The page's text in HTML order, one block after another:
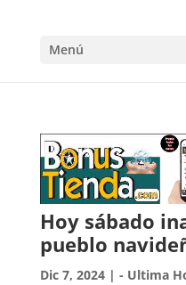
Menú
Hoy sábado
pueblo
Dic 7, 2024| - Ultima